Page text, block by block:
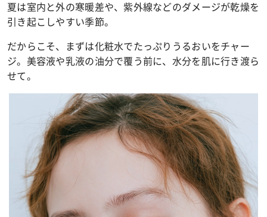
夏は室内と外の寒暖差や、紫外線などのダメージが乾燥を
引き起こしやすい季節。
だからこそ、まずは化粧水でたっぷりうるおいをチャー
ジ。美容液や乳液の油分で覆う前に、水分を肌に行き渡ら
せて。